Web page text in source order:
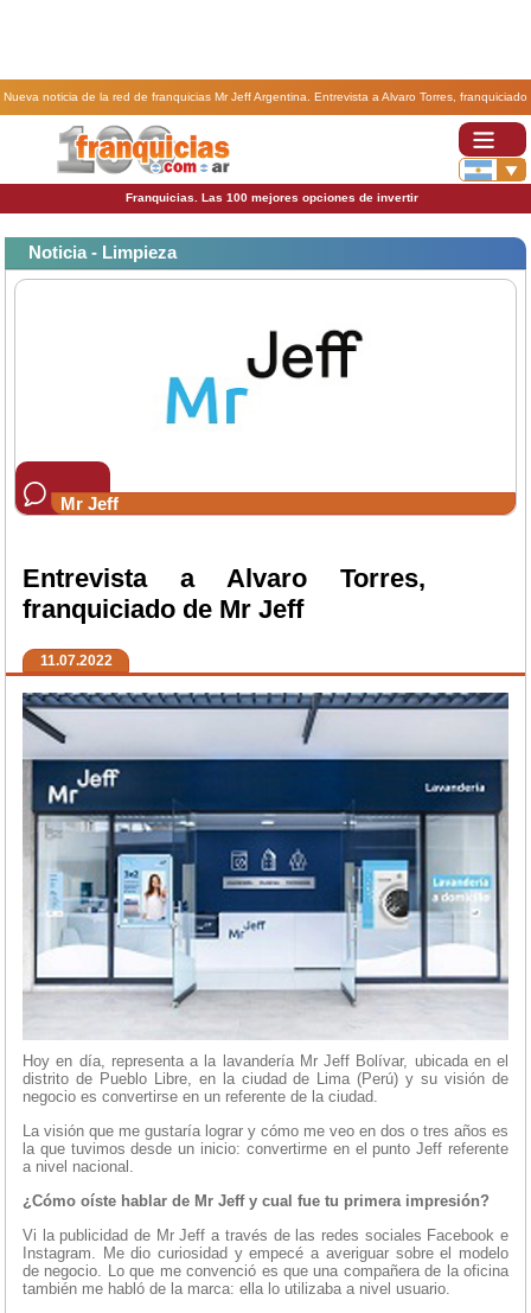
Nueva noticia de la red de franquicias Mr Jeff Argentina. Entrevista a Alvaro Torres, franquiciado
Franquicias. Las 100 mejores opciones de invertir
Noticia - Limpieza
Mr Jeff
Entrevista a Alvaro Torres,
franquiciado de Mr Jeff
11.07.2022
Hoy en día, representa a la lavandería Mr Jeff Bolívar, ubicada en el
distrito de Pueblo Libre, en la ciudad de Lima (Perú) y su visión de
negocio es convertirse en un referente de la ciudad.
La visión que me gustaría lograr y cómo me veo en dos o tres años es
la que tuvimos desde un inicio: convertirme en el punto Jeff referente
a nivel nacional.
¿Cómo oíste hablar de Mr Jeff y cual fue tu primera impresión?
Vi la publicidad de Mr Jeff a través de las redes sociales Facebook e
Instagram. Me dio curiosidad y empecé a averiguar sobre el modelo
de negocio. Lo que me convenció es que una compañera de la oficina
también me habló de la marca: ella lo utilizaba a nivel usuario.